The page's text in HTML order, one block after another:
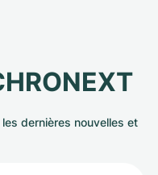
dernières nouvelles et